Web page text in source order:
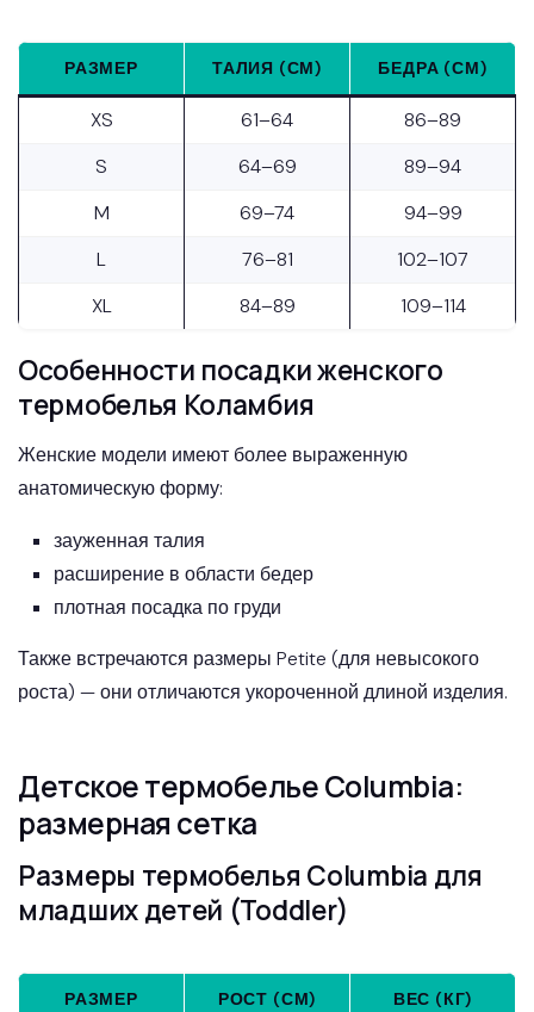
РАЗМЕР ТАЛИЯ (СМ) БЕДРА (СМ)
XS 61–64
86–89
S
64–69
89–94
M
69–74
94–99
L
76–81
102–107
XL
84–89 109–114
Особенности посадки женского
термобелья Коламбия
Женские модели имеют более выраженную
анатомическую форму:
зауженная талия
расширение в области бедер
плотная посадка по груди
Также встречаются размеры Petite (для невысокого
роста) — они отличаются укороченной длиной изделия.
Детское термобелье Columbia:
размерная сетка
Размеры термобелья Columbia для
младших детей (Toddler)
РАЗМЕР РОСТ (СМ) ВЕС (КГ)